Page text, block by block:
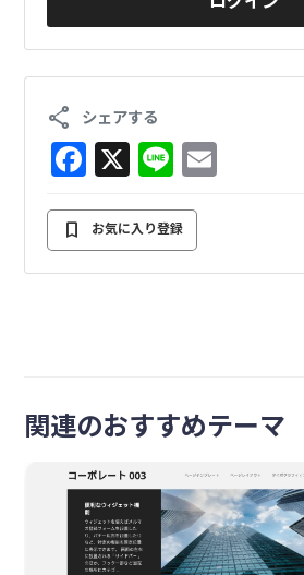
share シェアする
F
a
c
e
k
X Li
n
e
l
bookmark お気に入り登録
関連のおすすめテーマ